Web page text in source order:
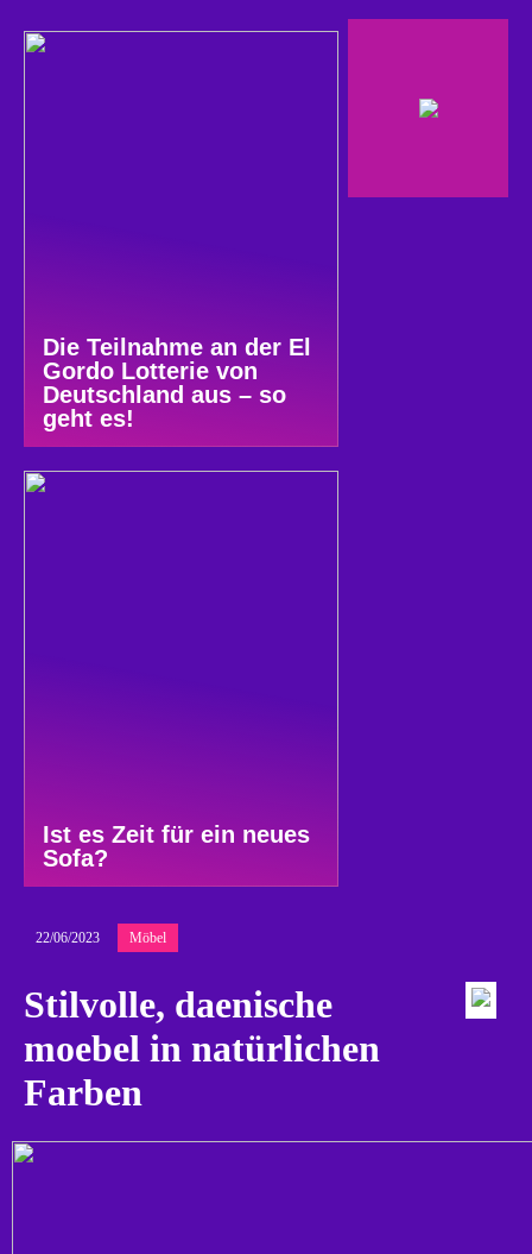
Die Teilnahme an der El
Gordo Lotterie von
Deutschland aus – so
geht es!
Ist es Zeit für ein neues
Sofa?
22/06/2023 Möbel
Stilvolle, daenische
moebel in natürlichen
Farben